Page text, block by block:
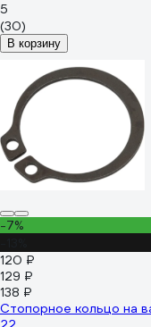
5
(30)
В корзину
-7%
120 ₽
129 ₽
138 ₽
Стопорное кольцо на